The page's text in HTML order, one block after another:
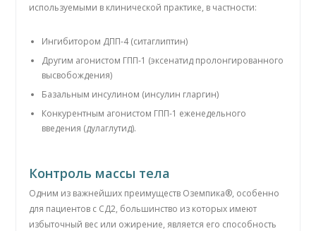
используемыми в клинической практике, в частности:
Ингибитором ДПП-4 (ситаглиптин)
Другим агонистом ГПП-1 (эксенатид пролонгированного
высвобождения)
Базальным инсулином (инсулин гларгин)
Конкурентным агонистом ГПП-1 еженедельного
введения (дулаглутид).
Контроль массы тела
Одним из важнейших преимуществ Оземпика®, особенно
для пациентов с СД2, большинство из которых имеют
избыточный вес или ожирение, является его способность